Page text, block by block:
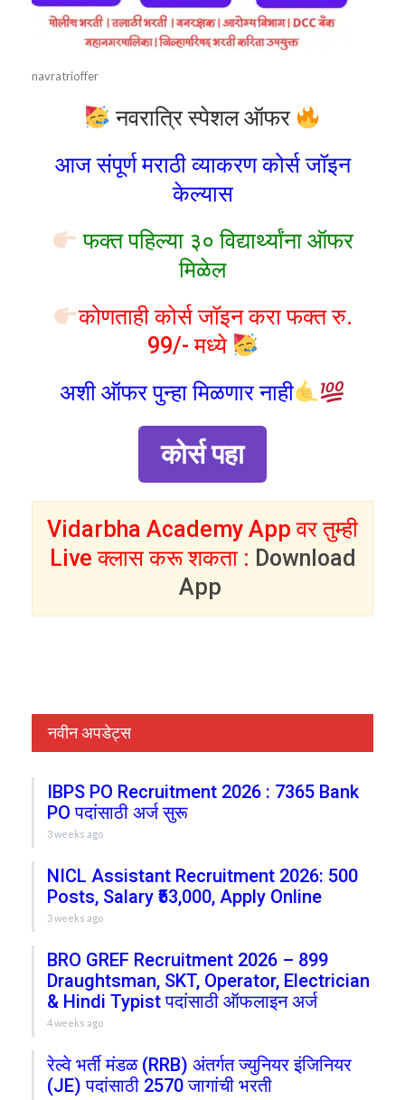
navratrioffer
नवरात्रि स्पेशल ऑफर
आज संपूर्ण मराठी व्याकरण कोर्स जॉइन
केल्यास
फक्त पहिल्या ३० विद्यार्थ्यांना ऑफर
मिळेल
कोणताही कोर्स जॉइन करा फक्त रु.
99/- मध्ये
अशी ऑफर पुन्हा मिळणार नाही
कोर्स पहा
Vidarbha Academy App वर तुम्ही
Live क्लास करू शकता : Download
App
नवीन अपडेट्स
IBPS PO Recruitment 2026 : 7365 Bank
PO पदांसाठी अर्ज सुरू
3 weeks ago
NICL Assistant Recruitment 2026: 500
Posts, Salary ₹53,000, Apply Online
3 weeks ago
BRO GREF Recruitment 2026 – 899
Draughtsman, SKT, Operator, Electrician
& Hindi Typist पदांसाठी ऑफलाइन अर्ज
4 weeks ago
रेल्वे भर्ती मंडळ (RRB) अंतर्गत ज्युनियर इंजिनियर
(JE) पदांसाठी 2570 जागांची भरती